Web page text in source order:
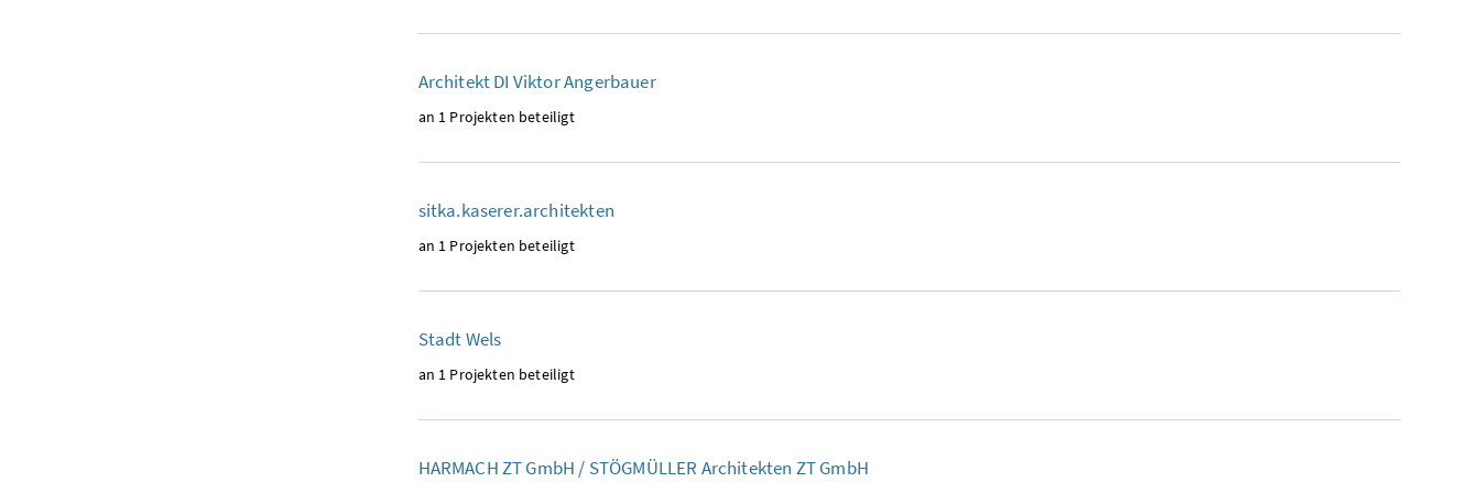
Architekt DI Viktor Angerbauer
an 1 Projekten beteiligt
sitka.kaserer.architekten
an 1 Projekten beteiligt
Stadt Wels
an 1 Projekten beteiligt
HARMACH ZT GmbH / STÖGMÜLLER Architekten ZT GmbH